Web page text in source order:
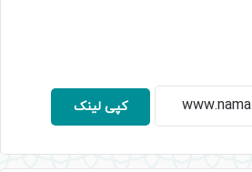
کپی لینک